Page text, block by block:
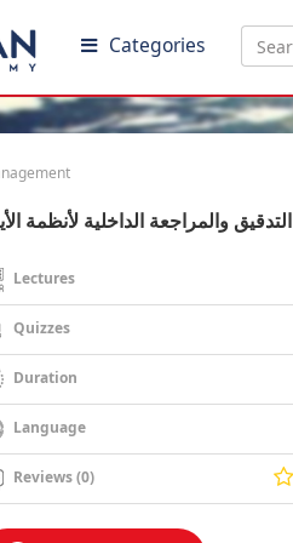
Categories
التدقيق والمراجعة الداخلية لأنظمة
Lectures
Quizzes
Duration
Language
Reviews (0)